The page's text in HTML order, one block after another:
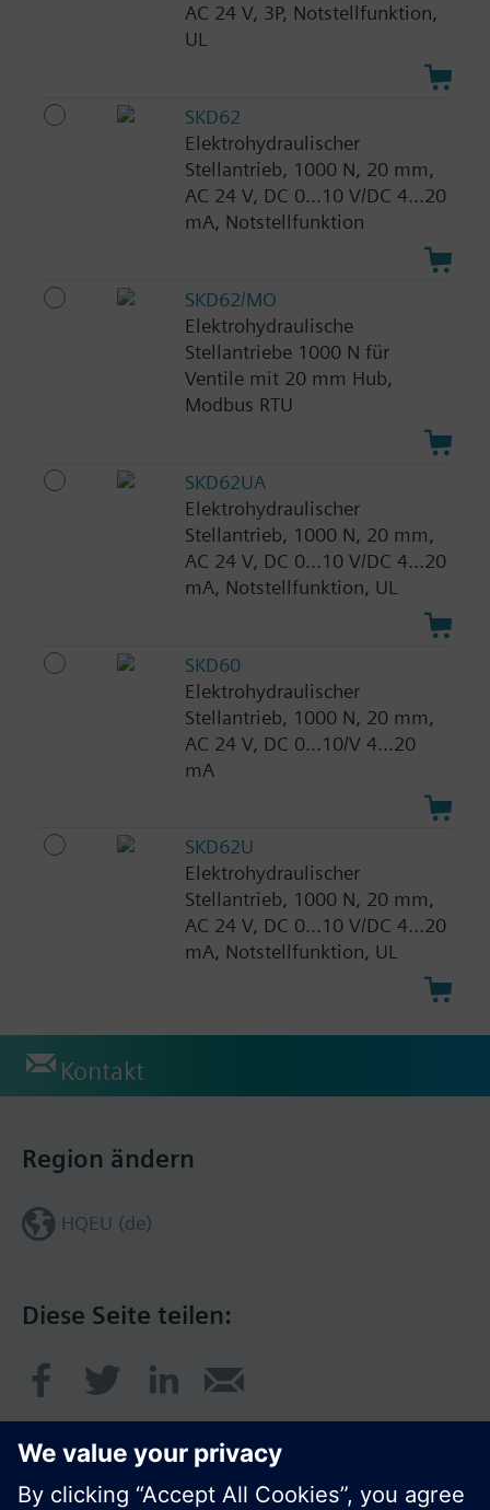
AC 24 V, 3P, Notstellfunktion,
UL
SKD62
Elektrohydraulischer
Stellantrieb, 1000 N, 20 mm,
AC 24 V, DC 0...10 V/DC 4...20
mA, Notstellfunktion
SKD62/MO
Elektrohydraulische
Stellantriebe 1000 N für
Ventile mit 20 mm Hub,
Modbus RTU
SKD62UA
Elektrohydraulischer
Stellantrieb, 1000 N, 20 mm,
AC 24 V, DC 0...10 V/DC 4...20
mA, Notstellfunktion, UL
SKD60
Elektrohydraulischer
Stellantrieb, 1000 N, 20 mm,
AC 24 V, DC 0...10/V 4...20
mA
SKD62U
Elektrohydraulischer
Stellantrieb, 1000 N, 20 mm,
AC 24 V, DC 0...10 V/DC 4...20
mA, Notstellfunktion, UL
Kontakt
Diese Seite teilen:
Region ändern
HQEU (de)